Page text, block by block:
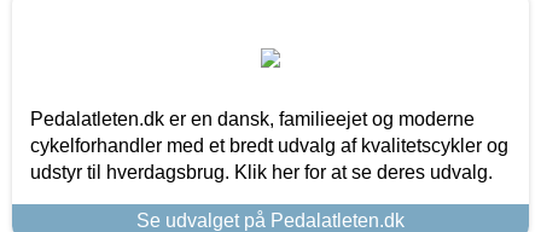
Pedalatleten.dk er en dansk, familieejet og moderne
cykelforhandler med et bredt udvalg af kvalitetscykler og
udstyr til hverdagsbrug. Klik her for at se deres udvalg.
Se udvalget på Pedalatleten.dk